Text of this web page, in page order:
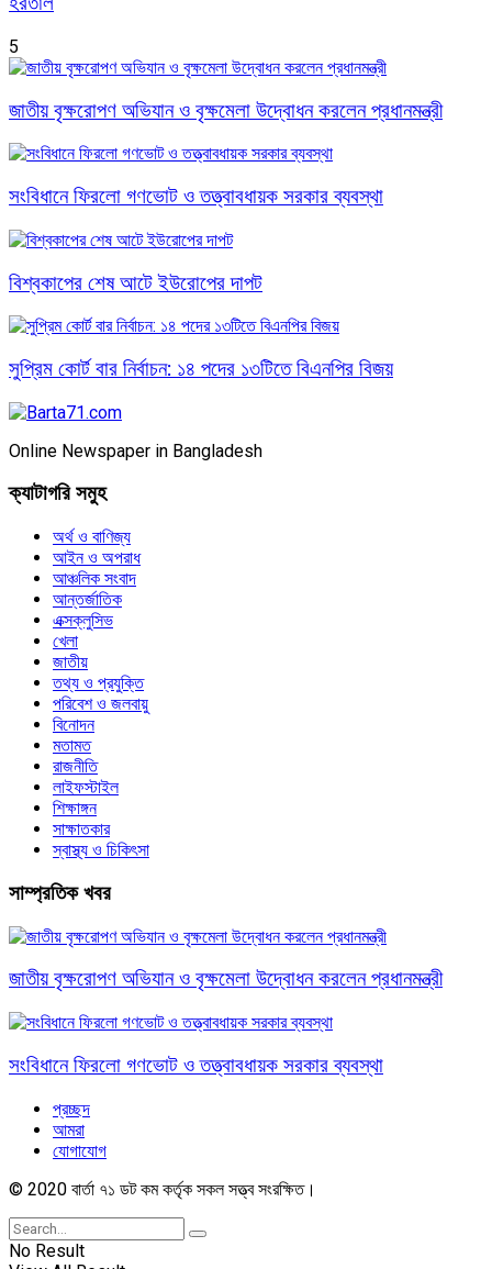
5
জাতীয় বৃক্ষরোপণ অভিযান ও বৃক্ষমেলা উদ্বোধন করলেন প্রধানমন্ত্রী
সংবিধানে ফিরলো গণভোট ও তত্ত্বাবধায়ক সরকার ব্যবস্থা
বিশ্বকাপের শেষ আটে ইউরোপের দাপট
সুপ্রিম কোর্ট বার নির্বাচন: ১৪ পদের ১৩টিতে বিএনপির বিজয়
Online Newspaper in Bangladesh
ক্যাটাগরি সমুহ
অর্থ ও বাণিজ্য
আইন ও অপরাধ
আঞ্চলিক সংবাদ
আন্তর্জাতিক
এক্সক্লুসিভ
খেলা
জাতীয়
তথ্য ও প্রযুক্তি
পরিবেশ ও জলবায়ু
বিনোদন
মতামত
রাজনীতি
লাইফস্টাইল
শিক্ষাঙ্গন
সাক্ষাতকার
স্বাস্থ্য ও চিকিৎসা
সাম্প্রতিক খবর
জাতীয় বৃক্ষরোপণ অভিযান ও বৃক্ষমেলা উদ্বোধন করলেন প্রধানমন্ত্রী
সংবিধানে ফিরলো গণভোট ও তত্ত্বাবধায়ক সরকার ব্যবস্থা
প্রচ্ছদ
আমরা
যোগাযোগ
© 2020 বার্তা ৭১ ডট কম কর্তৃক সকল সত্ত্ব সংরক্ষিত।
No Result